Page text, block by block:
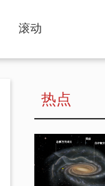
滚动
热点